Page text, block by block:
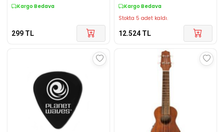
Kargo Bedava
299 TL
Kargo Bedava
Stokta 5 adet kaldı.
12.524 TL